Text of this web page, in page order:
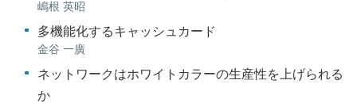
嶋根 英昭
多機能化するキャッシュカード
金谷 一廣
ネットワークはホワイトカラーの生産性を上げられる
か